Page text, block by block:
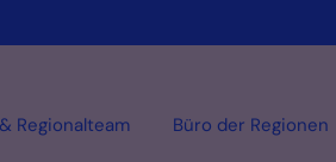
Regionalteam Büro der Regionen